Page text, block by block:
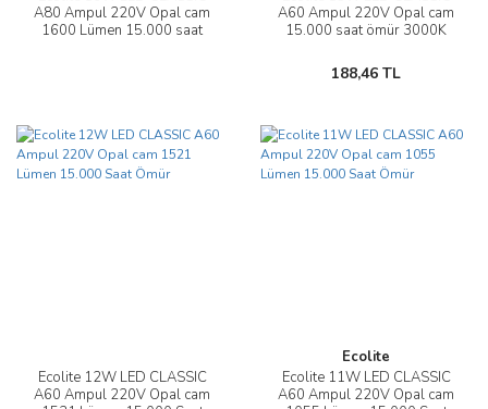
A80 Ampul 220V Opal cam
1600 Lümen 15.000 saat
A60 Ampul 220V Opal cam
15.000 saat ömür 3000K
188,46 TL
Ecolite 12W LED CLASSIC
A60 Ampul 220V Opal cam
Ecolite
Ecolite 11W LED CLASSIC
A60 Ampul 220V Opal cam